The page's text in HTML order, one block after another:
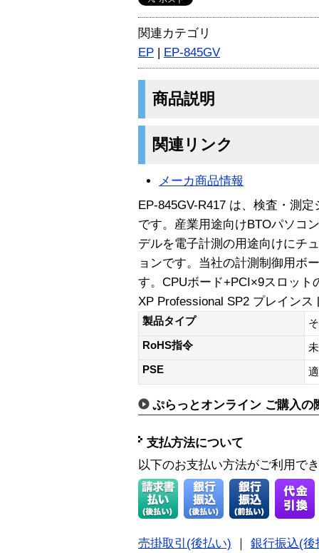
関連カテゴリ
EP | EP-845GV
商品説明
関連リンク
メーカ商品情報
EP-845GV-R417 は、検査・測
です。産業用途向けBTOパソコ
デルを電子計測の用途向けにチ
ョンです。当社の計測制御用ボ
す。CPUボード+PCI×9スロット
XP Professional SP2 プレインス
製品タイプ
RoHS指令
PSE
ぷらっとオンライン ご購入の
支払方法について
以下のお支払い方法がご利用で
売掛取引(後払い) ｜ 銀行振込(後